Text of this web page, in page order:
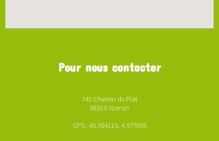
Pour nous contacter
741 Chemin du Plat
69510 Yzeron
GPS : 45.704115, 4.577056